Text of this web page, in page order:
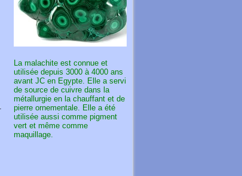
La malachite est connue et
utilisée depuis 3000 à 4000 ans
avant JC en Egypte. Elle a servi
de source de cuivre dans la
métallurgie en la chauffant et de
pierre ornementale. Elle a été
utilisée aussi comme pigment
vert et même comme
maquillage.